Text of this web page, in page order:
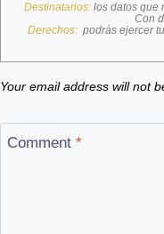
Destinatarios: los datos que
Con
Derechos: podrás ejercer
Your email address will not
Comment*